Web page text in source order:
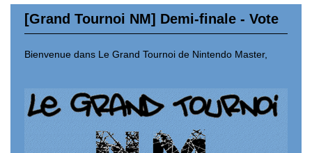
[Grand Tournoi NM] Demi-finale - Vote
Bienvenue dans Le Grand Tournoi de Nintendo Master,